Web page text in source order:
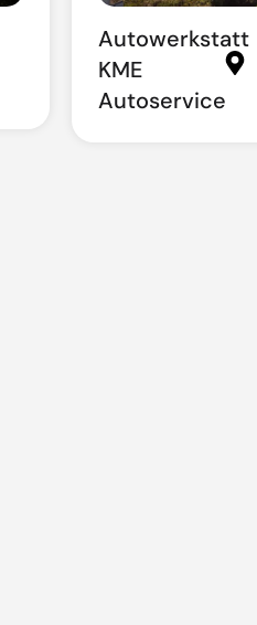
Autowerkstatt
KME
Autoservice